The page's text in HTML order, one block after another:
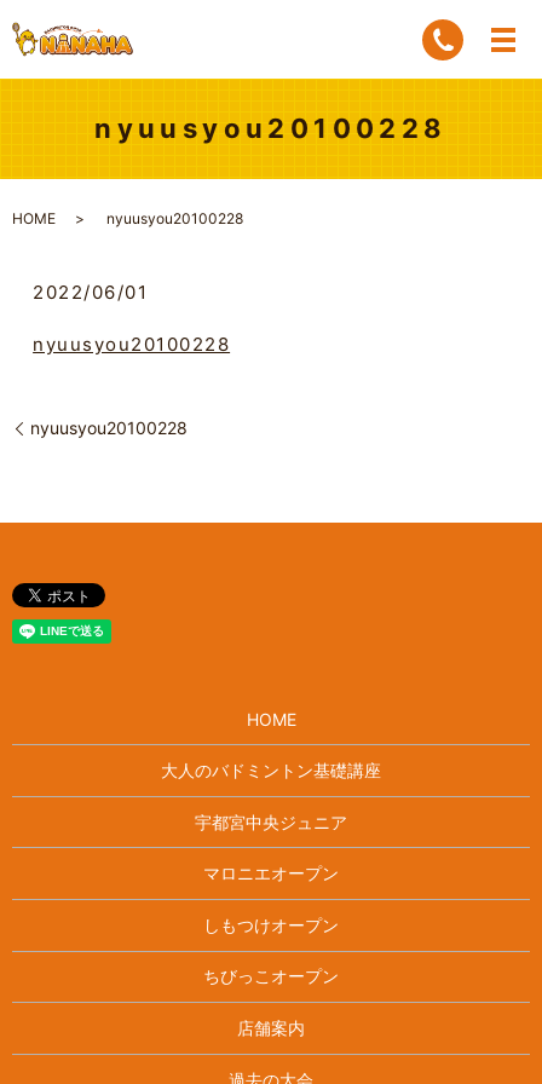
nyuusyou20100228
HOME nyuusyou20100228
2022/06/01
nyuusyou20100228
nyuusyou20100228
HOME
大人のバドミントン基礎講座
宇都宮中央ジュニア
マロニエオープン
しもつけオープン
ちびっこオープン
店舗案内
過去の大会